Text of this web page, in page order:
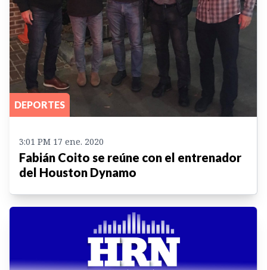
DEPORTES
3:01 PM 17 ene. 2020
Fabián Coito se reúne con el entrenador
del Houston Dynamo